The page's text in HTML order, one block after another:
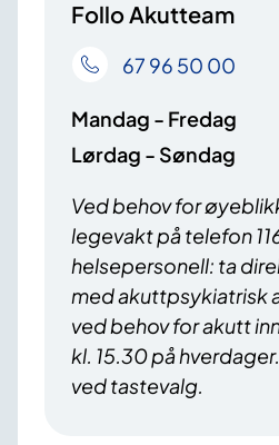
Follo Akutteam
67 96 50 00
Mandag - Fredag
Lørdag - Søndag
Ved behov for
legevakt på telefon
helsepersonell: ta
med akuttpsykiatrisk
ved behov for akutt
kl. 15.30 på
ved tastevalg.